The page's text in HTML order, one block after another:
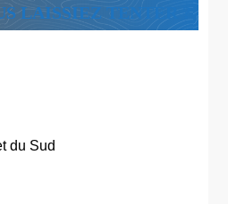
LAISSIEZ TENTER ?
du Sud